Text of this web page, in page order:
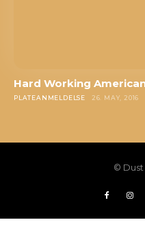
Hard Working
PLATEANMELDELSE 26. MAY, 2016
©